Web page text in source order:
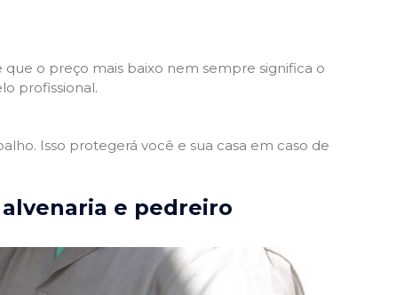
o preço mais baixo nem sempre significa o
profissional.
Isso protegerá você e sua casa em caso de
e pedreiro